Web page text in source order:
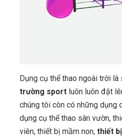
Dụng cụ thể thao ngoài trời là
trường sport luôn luôn đặt
chúng tôi còn có những dụng
dụng cụ thể thao sân vườn,
viên, thiết bị mầm non, thiết